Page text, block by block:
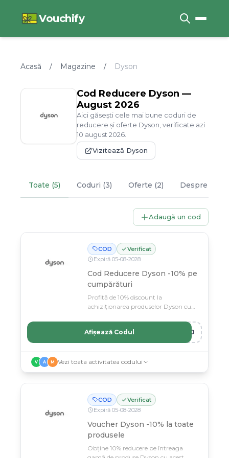
Vouchify
Acasă / Magazine / Dyson
Cod Reducere Dyson —
August 2026
Aici găsești cele mai bune coduri de
reducere și oferte Dyson , verificate azi
10 august 2026
Vizitează Dyson
Toate (5) Coduri (3) Oferte (2) Despre
Adaugă un cod
COD
Verificat
Expiră 05-08-2028
Cod Reducere Dyson -10% pe
cumpărături
Profită de 10% discount la
achiziționarea produselor Dyson cu
N10
Afișează Codul
V A M Vezi toata activitatea codului
COD
Verificat
Expiră 05-08-2028
Voucher Dyson -10% la toate
produsele
Obține 10% reducere pe întreaga